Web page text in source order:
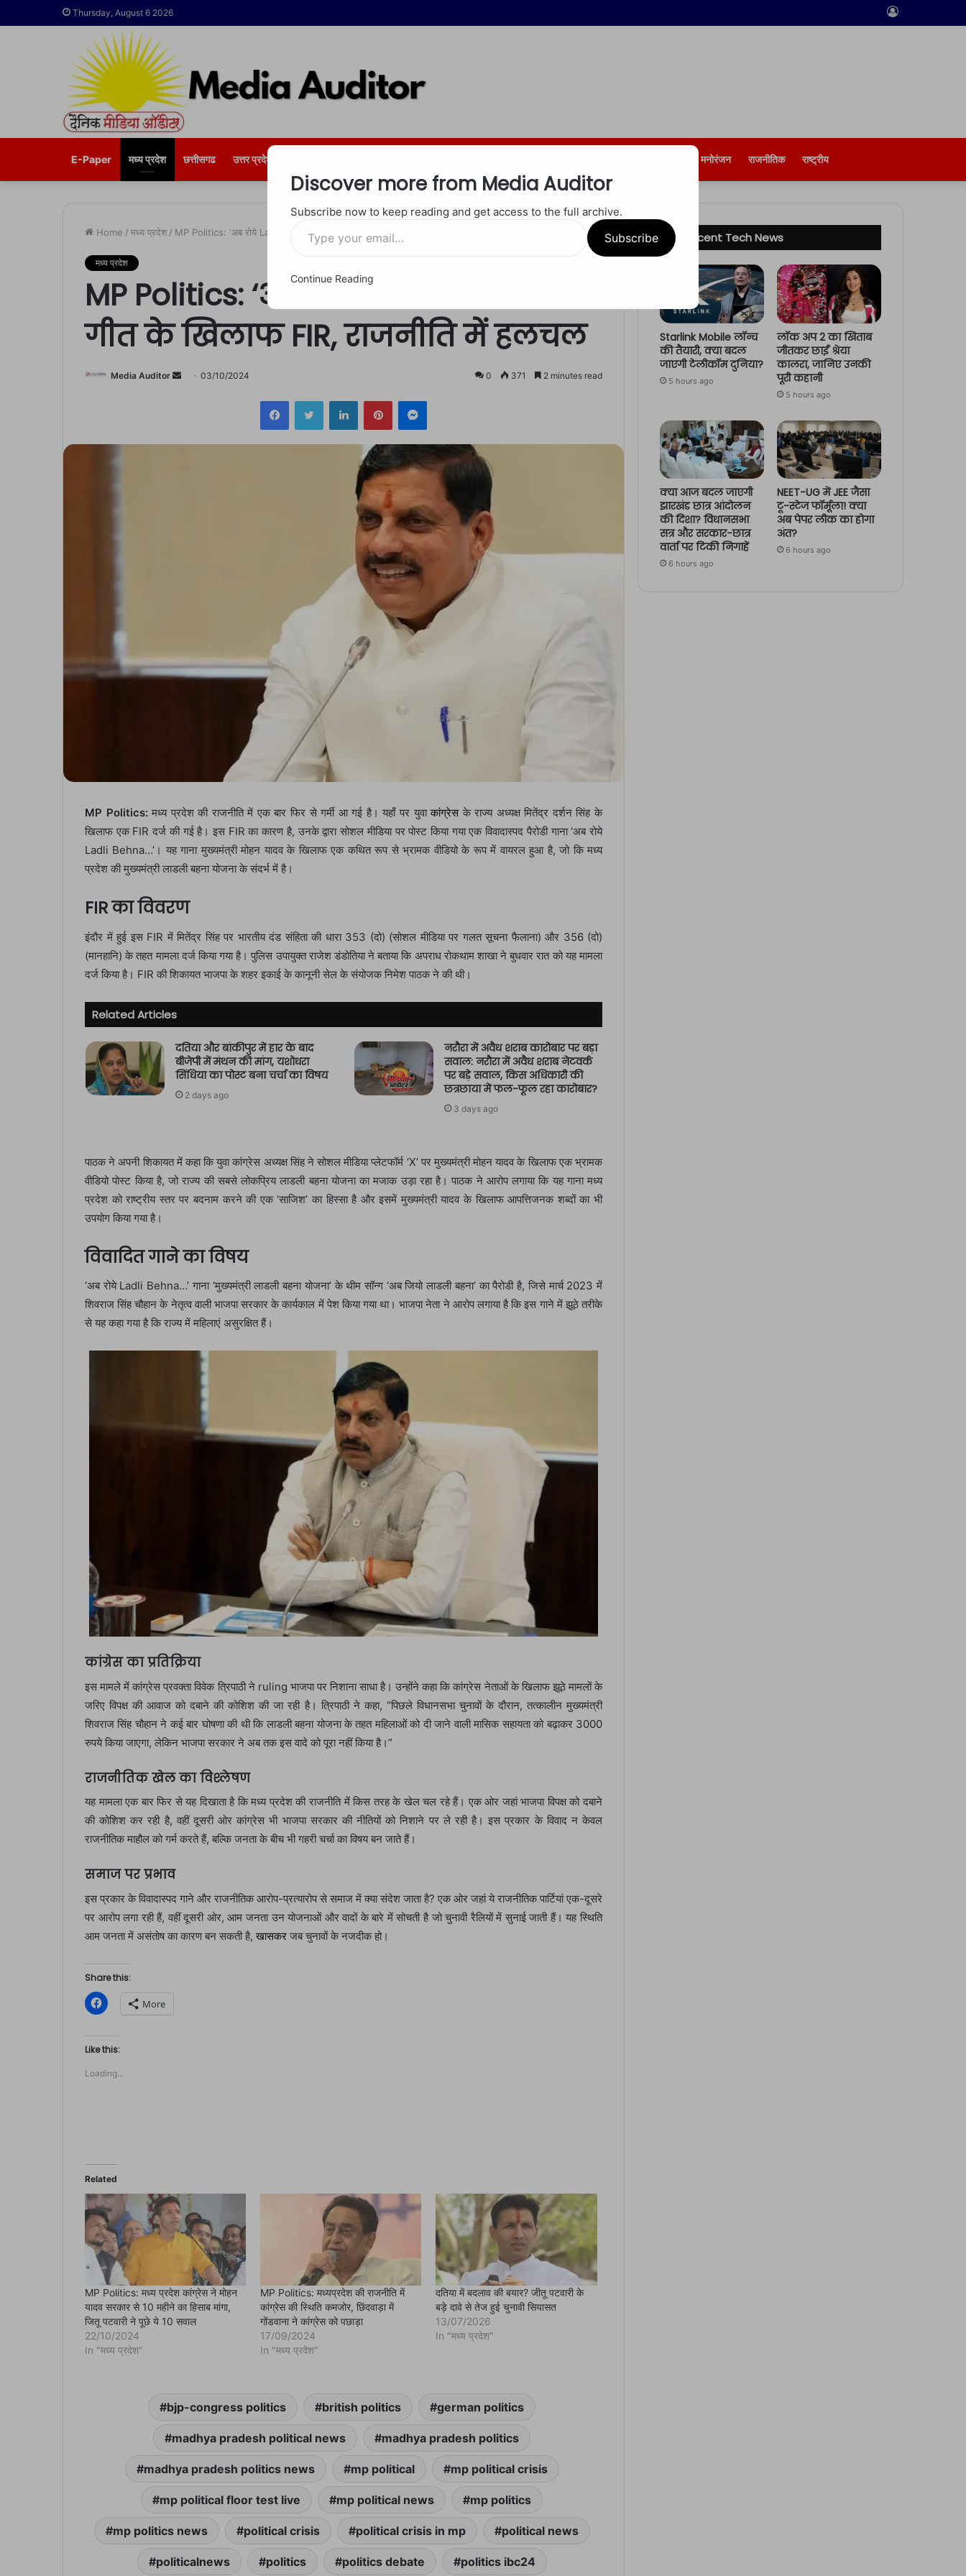
Thursday, August 6 2026
Log
E-Paper मध्य प्रदेश छत्तीसगढ उत्तर प्रदेश मनोरंजन राजनीतिक राष्ट्रीय
Home / मध्य प्रदेश / MP Politics: ‘अब रोये Ladli Behna…’ गीत के खिलाफ FIR, राजनीति में हलचल
मध्य प्रदेश
MP Politics: ‘अब रोये Ladli Behna…’
गीत के खिलाफ FIR, राजनीति में हलचल
Media Auditor
Send03/10/2024 0 371 2 minutes read
FacebookTwitter LinkedInPinterestMessenger
MP Politics:मध्य प्रदेश की राजनीति में एक बार फिर से गर्मी आ गई है। यहाँ पर युवाकांग्रेसके राज्य अध्यक्ष मितेंद्र दर्शन सिंह के
खिलाफ एक FIR दर्ज की गई है। इस FIR का कारण है, उनके द्वारा सोशल मीडिया पर पोस्ट किया गया एक विवादास्पद पैरोडी गाना ‘अब रोये
Ladli Behna…’। यह गाना मुख्यमंत्री मोहन यादव के खिलाफ एक कथित रूप से भ्रामक वीडियो के रूप में वायरल हुआ है, जो कि मध्य
प्रदेश की मुख्यमंत्री लाडली बहना योजना के संदर्भ में है।
FIR का विवरण
इंदौर में हुई इस FIR में मितेंद्र सिंह पर भारतीय दंड संहिता की धारा 353 (दो) (सोशल मीडिया पर गलत सूचना फैलाना) और 356 (दो)
(मानहानि) के तहत मामला दर्ज किया गया है। पुलिस उपायुक्त राजेश डंडोतिया ने बताया कि अपराध रोकथाम शाखा ने बुधवार रात को यह मामला
दर्ज किया है। FIR की शिकायत भाजपा के शहर इकाई के कानूनी सेल के संयोजक निमेश पाठक ने की थी।
Related Articles
दतिया और बांकीपुर में हार के बाद
बीजेपी में मंथन की मांग, यशोधरा
सिंधिया का पोस्ट बना चर्चा का विषय
2 days ago
नरौरा में अवैध शराब कारोबार पर बड़ा
सवाल: नरौरा में अवैध शराब नेटवर्क
पर बड़े सवाल, किस अधिकारी की
छत्रछाया में फल-फूल रहा कारोबार?
3 days ago
पाठक ने अपनी शिकायत में कहा कि युवा कांग्रेस अध्यक्ष सिंह ने सोशल मीडिया प्लेटफॉर्म ‘X’ पर मुख्यमंत्री मोहन यादव के खिलाफ एक भ्रामक
वीडियो पोस्ट किया है, जो राज्य की सबसे लोकप्रिय लाडली बहना योजना का मजाक उड़ा रहा है। पाठक ने आरोप लगाया कि यह गाना मध्य
प्रदेश को राष्ट्रीय स्तर पर बदनाम करने की एक ‘साजिश’ का हिस्सा है और इसमें मुख्यमंत्री यादव के खिलाफ आपत्तिजनक शब्दों का भी
उपयोग किया गया है।
विवादित गाने का विषय
‘अब रोये Ladli Behna…’ गाना ‘मुख्यमंत्री लाडली बहना योजना’ के थीम सॉन्ग ‘अब जियो लाडली बहना’ का पैरोडी है, जिसे मार्च 2023 में
शिवराज सिंह चौहान के नेतृत्व वाली भाजपा सरकार के कार्यकाल में पेश किया गया था। भाजपा नेता ने आरोप लगाया है कि इस गाने में झूठे तरीके
से यह कहा गया है कि राज्य में महिलाएं असुरक्षित हैं।
कांग्रेस का प्रतिक्रिया
इस मामले में कांग्रेस प्रवक्ता विवेक त्रिपाठी ने ruling भाजपा पर निशाना साधा है। उन्होंने कहा कि कांग्रेस नेताओं के खिलाफ झूठे मामलों के
जरिए विपक्ष की आवाज को दबाने की कोशिश की जा रही है। त्रिपाठी ने कहा, “पिछले विधानसभा चुनावों के दौरान, तत्कालीन मुख्यमंत्री
शिवराज सिंह चौहान ने कई बार घोषणा की थी कि लाडली बहना योजना के तहत महिलाओं को दी जाने वाली मासिक सहायता को बढ़ाकर 3000
रुपये किया जाएगा, लेकिन भाजपा सरकार ने अब तक इस वादे को पूरा नहीं किया है।”
राजनीतिक खेल का विश्लेषण
यह मामला एक बार फिर से यह दिखाता है कि मध्य प्रदेश की राजनीति में किस तरह के खेल चल रहे हैं। एक ओर जहां भाजपा विपक्ष को दबाने
की कोशिश कर रही है, वहीं दूसरी ओर कांग्रेस भी भाजपा सरकार की नीतियों को निशाने पर ले रही है। इस प्रकार के विवाद न केवल
राजनीतिक माहौल को गर्म करते हैं, बल्कि जनता के बीच भी गहरी चर्चा का विषय बन जाते हैं।
समाज पर प्रभाव
इस प्रकार के विवादास्पद गाने और राजनीतिक आरोप-प्रत्यारोप से समाज में क्या संदेश जाता है? एक ओर जहां ये राजनीतिक पार्टियां एक-दूसरे
पर आरोप लगा रही हैं, वहीं दूसरी ओर, आम जनता उन योजनाओं और वादों के बारे में सोचती है जो चुनावी रैलियों में सुनाई जाती हैं। यह स्थिति
आम जनता में असंतोष का कारण बन सकती है,खासकर जब चुनावों के नजदीक हो।
Share this:
C
l
k
t
o
h
b
o
k
(
O
p
e
n
s
i
n
n
e
w
w
i
n
d
o
w
More
Like this:
Loading...
Related
MP Politics: मध्य प्रदेश कांग्रेस ने मोहन
यादव सरकार से 10 महीने का हिसाब मांगा,
जितू पटवारी ने पूछे ये 10 सवाल
22/10/2024
In "मध्य प्रदेश"
MP Politics: मध्यप्रदेश की राजनीति में
कांग्रेस की स्थिति कमजोर, छिंदवाड़ा में
गोंडवाना ने कांग्रेस को पछाड़ा
17/09/2024
In "मध्य प्रदेश"
दतिया में बदलाव की बयार? जीतू पटवारी के
बड़े दावे से तेज हुई चुनावी सियासत
13/07/2026
In "मध्य प्रदेश"
bjp-congress politics british politics german politics
madhya pradesh political news madhya pradesh politics
madhya pradesh politics news mp political mp political crisis
mp political floor test live mp political news mp politics
mp politics news political crisis political crisis in mp political news
politicalnews politics politics debate politics ibc24
Recent Tech News
Starlink Mobile लॉन्च
की तैयारी, क्या बदल
जाएगी टेलीकॉम दुनिया?
5 hours ago
लॉक अप 2 का खिताब
जीतकर छाईं श्रेया
कालरा, जानिए उनकी
पूरी कहानी
5 hours ago
क्या आज बदल जाएगी
झारखंड छात्र आंदोलन
की दिशा? विधानसभा
सत्र और सरकार-छात्र
वार्ता पर टिकी निगाहें
6 hours ago
NEET-UG में JEE जैसा
टू-स्टेज फॉर्मूला! क्या
अब पेपर लीक का होगा
अंत?
6 hours ago
Discover more from Media Auditor
Subscribe now to keep reading and get access to the full archive.
Type
your
email…
Subscribe
Continue Reading